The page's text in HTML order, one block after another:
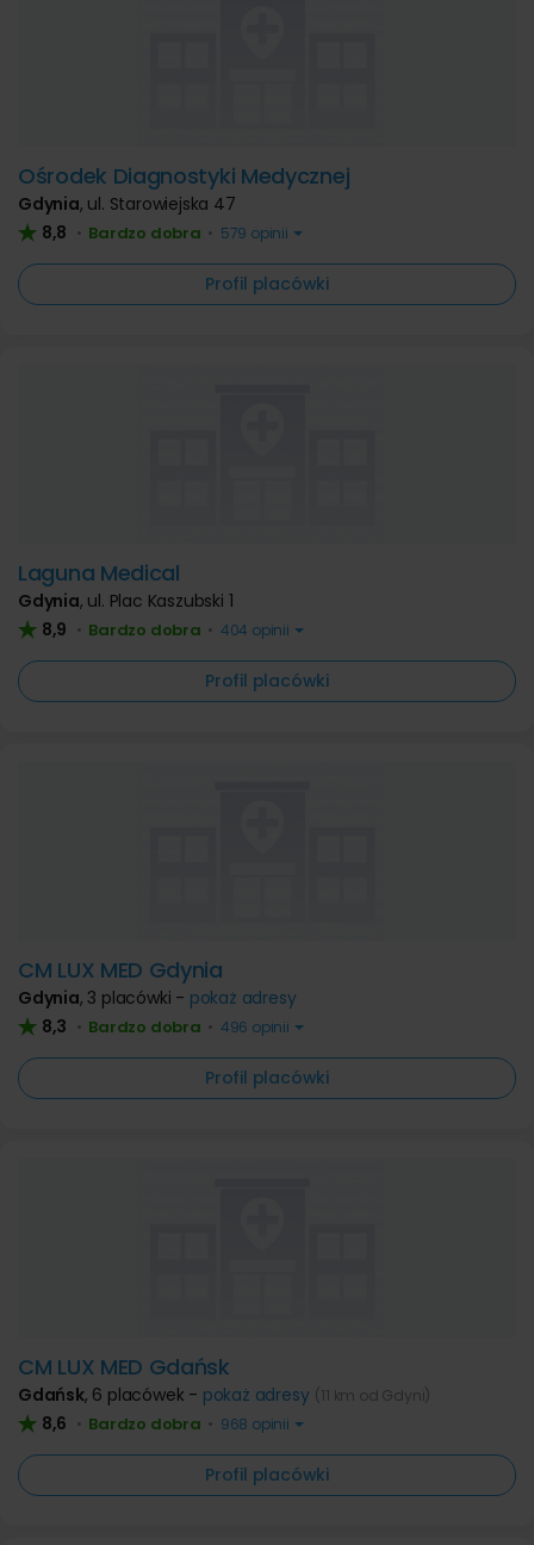
Ośrodek Diagnostyki Medycznej
Gdynia, ul. Starowiejska 47
8,8 • Bardzo dobra • 579 opinii
Profil placówki
Laguna Medical
Gdynia, ul. Plac Kaszubski 1
8,9 • Bardzo dobra • 404 opinii
Profil placówki
CM LUX MED Gdynia
Gdynia,3 placówki - pokaż adresy
8,3 • Bardzo dobra • 496 opinii
Profil placówki
CM LUX MED Gdańsk
Gdańsk, 6 placówek - pokaż adresy (11 km od Gdyni)
8,6 • Bardzo dobra • 968 opinii
Profil placówki